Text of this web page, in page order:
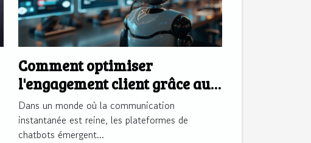
Comment optimiser
l'engagement client grâce aux
plateformes de chatbots
Dans un monde où la communication
instantanée est reine, les plateformes de
chatbots émergent...